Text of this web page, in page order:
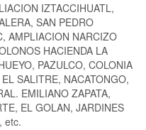
IZTACCIHUATL,
SAN PEDRO
AMPLIACION NARCIZO
HACIENDA LA
PAZULCO, COLONIA
SALITRE, NACATONGO,
EMILIANO ZAPATA,
EL GOLAN, JARDINES
etc.